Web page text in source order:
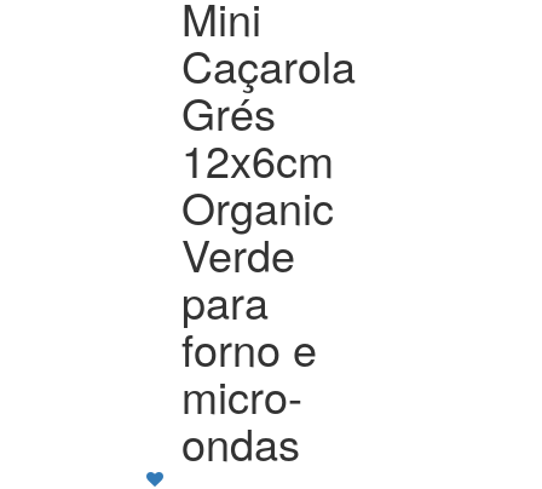
Mini
Caçarola
Grés
12x6cm
Organic
Verde
para
forno e
micro-
ondas